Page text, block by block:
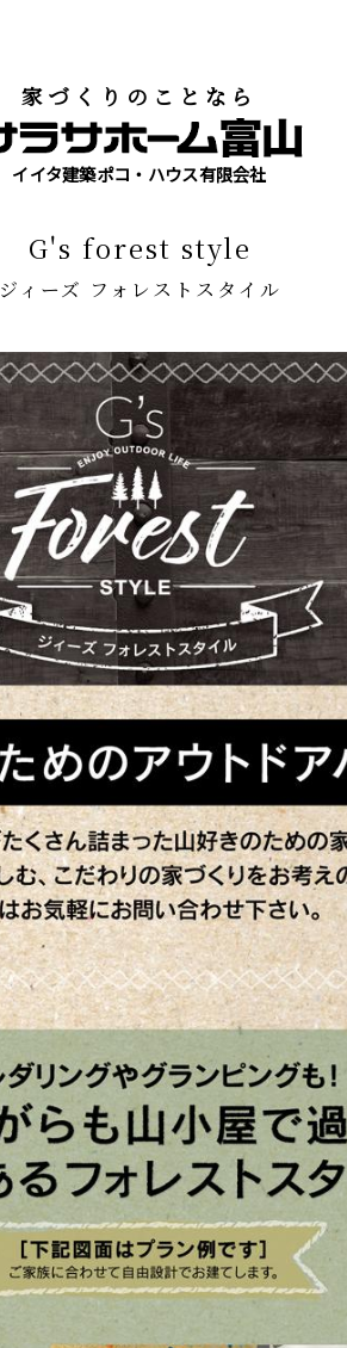
家づくりのことなら
イイタ建築ポコ・ハウス有限会社
G's forest style
ジィーズ フォレストスタイル